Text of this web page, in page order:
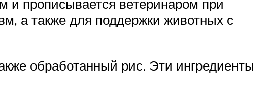
и прописывается ветеринаром при
а также для поддержки животных с
обработанный рис. Эти ингредиенты